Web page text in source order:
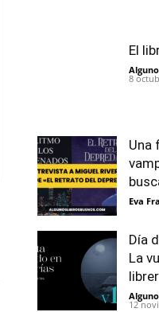
El
8
Una
Eva
Día
La
12